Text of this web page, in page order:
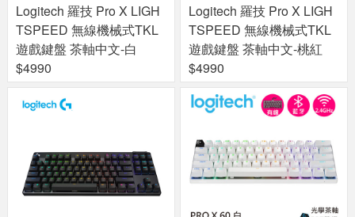
Logitech 羅技 Pro X LIGH
TSPEED 無線機械式TKL
遊戲鍵盤 茶軸中文-白
$4990
Logitech 羅技 Pro X LIGH
TSPEED 無線機械式TKL
遊戲鍵盤 茶軸中文-桃紅
$4990